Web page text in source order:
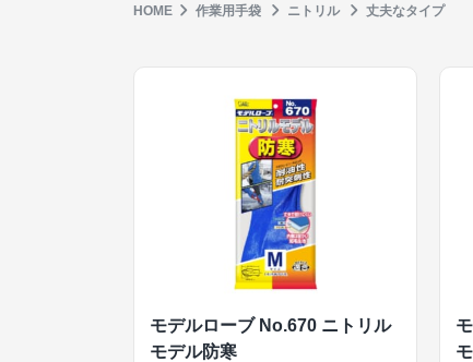
HOME 作業⽤⼿袋 ニトリル 丈夫なタイプ
モデルローブ No.670 ニトリル
モデル防寒